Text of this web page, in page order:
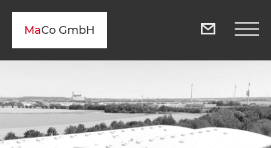
MaCo GmbH